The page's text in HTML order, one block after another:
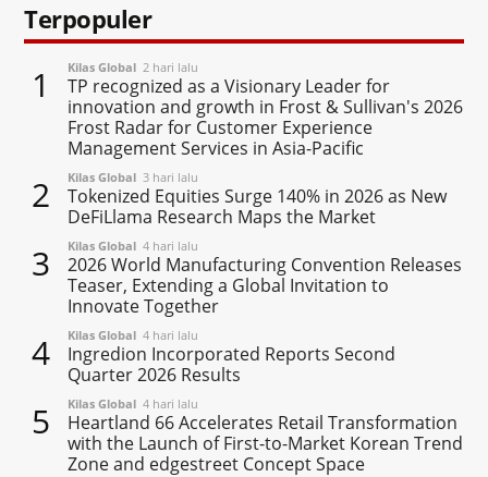
Terpopuler
1 Kilas Global 2 hari lalu
TP recognized as a Visionary Leader for
innovation and growth in Frost & Sullivan's 2026
Frost Radar for Customer Experience
Management Services in Asia-Pacific
2 Kilas Global 3 hari lalu
Tokenized Equities Surge 140% in 2026 as New
DeFiLlama Research Maps the Market
3 Kilas Global 4 hari lalu
2026 World Manufacturing Convention Releases
Teaser, Extending a Global Invitation to
Innovate Together
4 Kilas Global 4 hari lalu
Ingredion Incorporated Reports Second
Quarter 2026 Results
5 Kilas Global 4 hari lalu
Heartland 66 Accelerates Retail Transformation
with the Launch of First-to-Market Korean Trend
Zone and edgestreet Concept Space